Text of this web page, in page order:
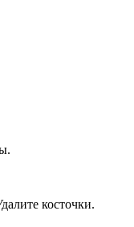
косточки.